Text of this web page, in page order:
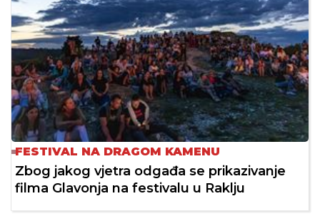
FESTIVAL NA DRAGOM KAMENU
Zbog jakog vjetra odgađa se prikazivanje
filma Glavonja na festivalu u Raklju